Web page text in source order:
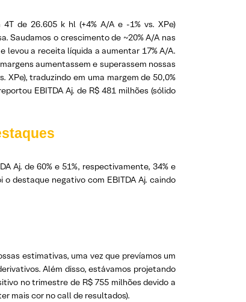
de 26.605 k hl (+4% A/A e -1% vs. XPe)
Saudamos o crescimento de ~20% A/A nas
levou a receita líquida a aumentar 17% A/A.
aumentassem e superassem nossas
XPe), traduzindo em uma margem de 50,0%
EBITDA Aj. de R$ 481 milhões (sólido
Aj. de 60% e 51%, respectivamente, 34% e
destaque negativo com EBITDA Aj. caindo
estimativas, uma vez que prevíamos um
Além disso, estávamos projetando
no trimestre de R$ 755 milhões devido a
mais cor no call de resultados).